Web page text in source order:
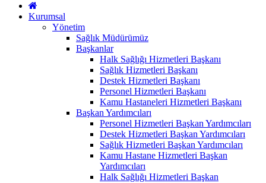
Kurumsal
Yönetim
Sağlık Müdürümüz
Başkanlar
Halk Sağlığı Hizmetleri Başkanı
Sağlık Hizmetleri Başkanı
Destek Hizmetleri Başkanı
Personel Hizmetleri Başkanı
Kamu Hastaneleri Hizmetleri Başkanı
Başkan Yardımcıları
Personel Hizmetleri Başkan Yardımcıları
Destek Hizmetleri Başkan Yardımcıları
Sağlık Hizmetleri Başkan Yardımcıları
Kamu Hastane Hizmetleri Başkan
Yardımcıları
Halk Sağlığı Hizmetleri Başkan